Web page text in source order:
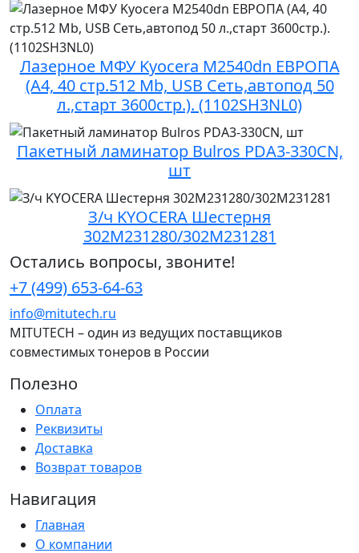
Лазерное МФУ Kyocera M2540dn ЕВРОПА
(А4, 40 стр.512 Mb, USB Сеть,автопод 50
л.,старт 3600стр.). (1102SH3NL0)
Пакетный ламинатор Bulros PDA3-330CN,
шт
З/ч KYOCERA Шестерня
302M231280/302M231281
Остались вопросы, звоните!
+7 (499) 653-64-63
info@mitutech.ru
MITUTECH – один из ведущих поставщиков
совместимых тонеров в России
Полезно
Оплата
Реквизиты
Доставка
Возврат товаров
Навигация
Главная
О компании